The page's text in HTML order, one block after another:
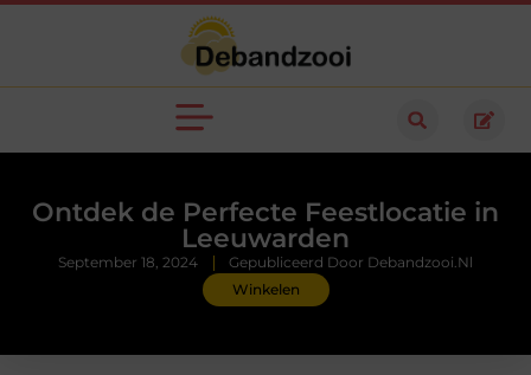
Ontdek de Perfecte Feestlocatie in
Leeuwarden
Winkelen
September 18, 2024 Gepubliceerd Door Debandzooi.nl